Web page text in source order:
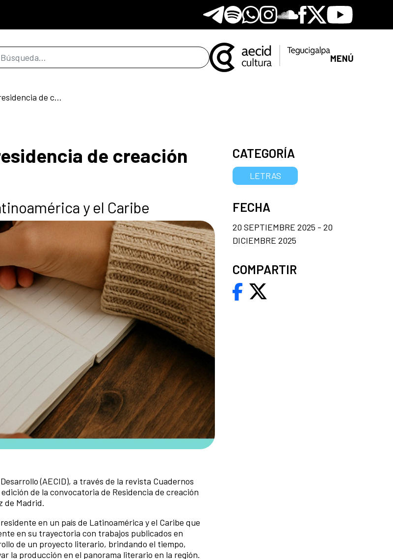
Telegram
SpotifyWhatsapp
Instagram
Soundclore
Facebook
X Youtube
de búsqueda MENÚ
Tercera convocatoria de residencia de creación literaria
de creación
y el Caribe
(AECID), a través de la revista Cuadernos
de la convocatoria de Residencia de creación
de Madrid.
en un país de Latinoamérica y el Caribe que
en su trayectoria con trabajos publicados en
de un proyecto literario, brindando el tiempo,
la producción en el panorama literario en la región.
CATEGORÍA
LETRAS
FECHA
20 SEPTIEMBRE 2025 - 20
DICIEMBRE 2025
COMPARTIR